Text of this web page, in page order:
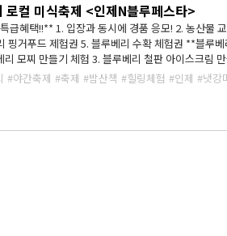
로컬 미식축제 <인제N블루페스타>
급혜택!!** 1. 입장과 동시에 경품 응모! 2. 농산물
리 수확 체험권 **블루베리 핑거푸트 체험 안내(상시 운영)** 1. 블루베리 타르트 & 스무디
찌 만들기 체험 3. 블루베리 철판 아이스크림 만들기 체험
할인 이벤트 500g (정상가)10,000원 → 7,000원
못 & 자작나무 숲길 야간 산책로 및 포토존 🙏🏻소원 달
연 🎁행운의 경품 추첨 🎇축제 마지막 피날레 폭죽쇼 **36개월 미만 입장 무료,
#야간축제 #축제 #밤산책 #힐링체험 #인제 #냇강